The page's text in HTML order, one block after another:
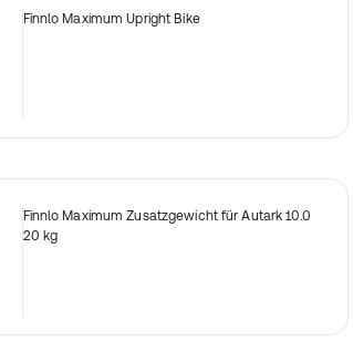
Finnlo Maximum Upright Bike
Finnlo Maximum Zusatzgewicht für Autark 10.0
20 kg